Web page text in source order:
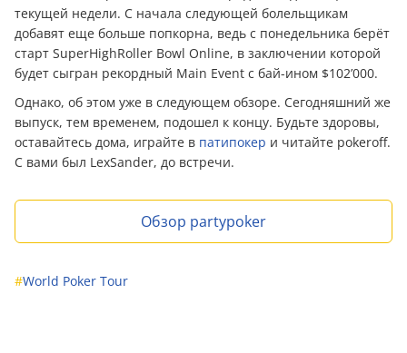
текущей недели. С начала следующей болельщикам
добавят еще больше попкорна, ведь с понедельника берёт
старт SuperHighRoller Bowl Online, в заключении которой
будет сыгран рекордный Main Event с бай-ином $102’000.
Однако, об этом уже в следующем обзоре. Сегодняшний же
выпуск, тем временем, подошел к концу. Будьте здоровы,
оставайтесь дома, играйте в патипокер и читайте pokeroff.
С вами был LexSander, до встречи.
Обзор partypoker
#World Poker Tour